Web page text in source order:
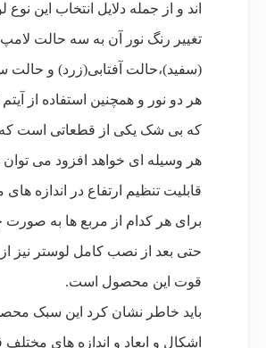
اند و از جمله دلایل انتخاب این
تغییر رنگ نور آن به سه حالت
(سفید)،حالت آفتابی(زرد) و حالت
هر دو نور و همچنین استفاده از
که بی شک یکی از قطعاتی است که
هر وسیله ای خواهد افزود می توان
قابلیت تنظیم ارتفاع در اندازه
برای هر کدام از مربع ها به صورت
حتی بعد از نصب کامل لوستر نیز
قوت این محصول است.
باید خاطر نشان کرد این سبک
اشکال و ابعاد و اندازه های مختلف